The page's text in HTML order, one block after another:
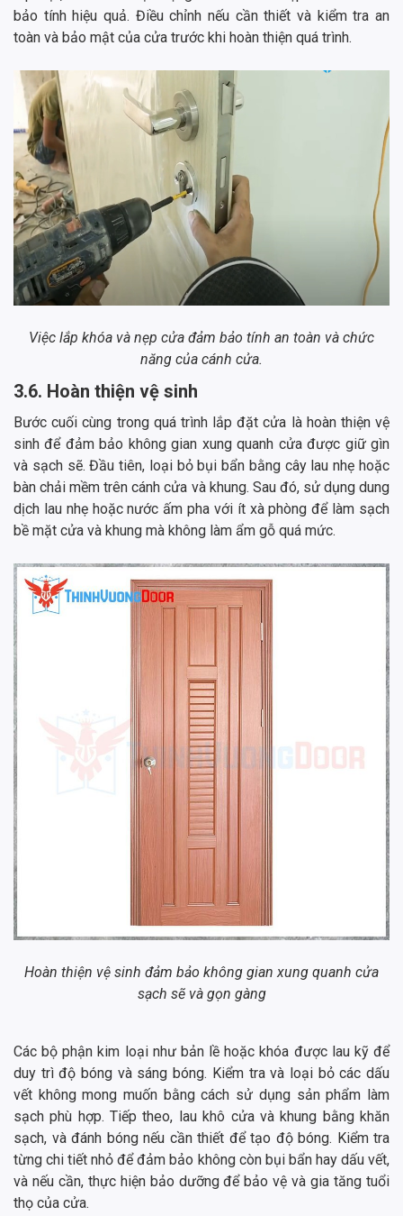
bảo tính hiệu quả. Điều chỉnh nếu cần thiết và kiểm tra an
toàn và bảo mật của cửa trước khi hoàn thiện quá trình.
Việc lắp khóa và nẹp cửa đảm bảo tính an toàn và chức
năng của cánh cửa.
3.6. Hoàn thiện vệ sinh
Bước cuối cùng trong quá trình lắp đặt cửa là hoàn thiện vệ
sinh để đảm bảo không gian xung quanh cửa được giữ gìn
và sạch sẽ. Đầu tiên, loại bỏ bụi bẩn bằng cây lau nhẹ hoặc
bàn chải mềm trên cánh cửa và khung. Sau đó, sử dụng dung
dịch lau nhẹ hoặc nước ấm pha với ít xà phòng để làm sạch
bề mặt cửa và khung mà không làm ẩm gỗ quá mức.
Hoàn thiện vệ sinh đảm bảo không gian xung quanh cửa
sạch sẽ và gọn gàng
Các bộ phận kim loại như bản lề hoặc khóa được lau kỹ để
duy trì độ bóng và sáng bóng. Kiểm tra và loại bỏ các dấu
vết không mong muốn bằng cách sử dụng sản phẩm làm
sạch phù hợp. Tiếp theo, lau khô cửa và khung bằng khăn
sạch, và đánh bóng nếu cần thiết để tạo độ bóng. Kiểm tra
từng chi tiết nhỏ để đảm bảo không còn bụi bẩn hay dấu vết,
và nếu cần, thực hiện bảo dưỡng để bảo vệ và gia tăng tuổi
thọ của cửa.